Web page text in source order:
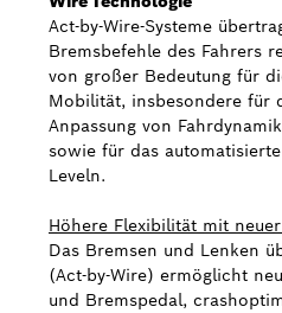
Act-by-Wire-Systeme
Bremsbefehle des Fahrers
von großer Bedeutung für
Mobilität, insbesondere für
Anpassung von
sowie für das
Leveln.
Höhere Flexibilität mit
Das Bremsen und Lenken
(Act-by-Wire) ermöglicht
und Bremspedal,